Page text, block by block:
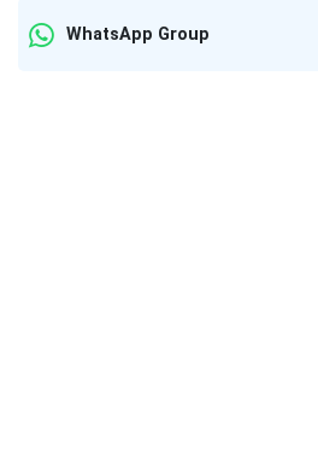
WhatsApp Group